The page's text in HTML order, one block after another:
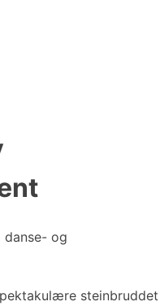
danse- og
steinbruddet